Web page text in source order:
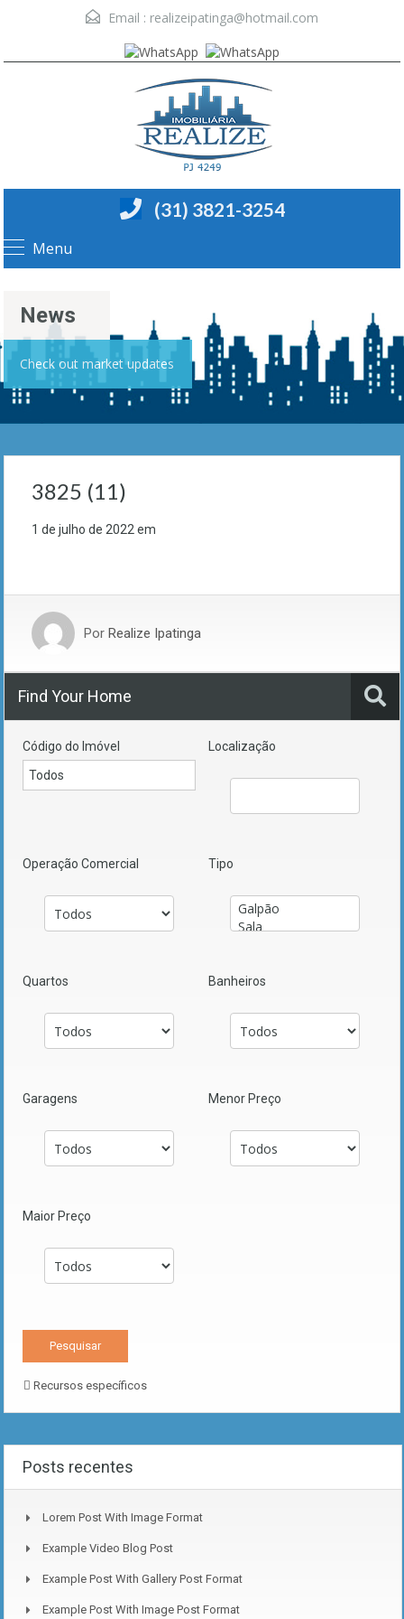
Email : realizeipatinga@hotmail.com
(31) 3821-3254
Menu
News
Check out market updates
3825 (11)
1 de julho de 2022em
Por Realize Ipatinga
Find Your Home
Código do Imóvel Localização
Operação Comercial Tipo
Quartos Banheiros
Garagens Menor Preço
Maior Preço
Recursos específicos
Posts recentes
Lorem Post With Image Format
Example Video Blog Post
Example Post With Gallery Post Format
Example Post With Image Post Format